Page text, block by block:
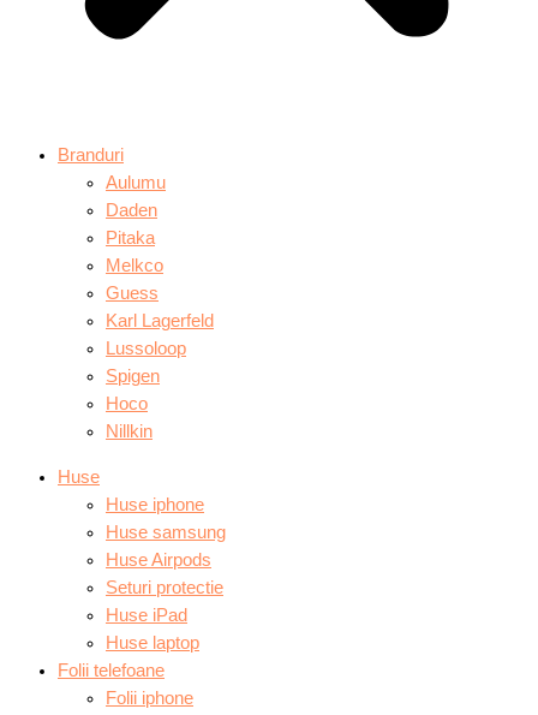
Branduri
Aulumu
Daden
Pitaka
Melkco
Guess
Karl Lagerfeld
Lussoloop
Spigen
Hoco
Nillkin
Huse
Huse iphone
Huse samsung
Huse Airpods
Seturi protectie
Huse iPad
Huse laptop
Folii telefoane
Folii iphone